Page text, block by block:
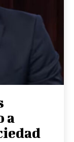
a